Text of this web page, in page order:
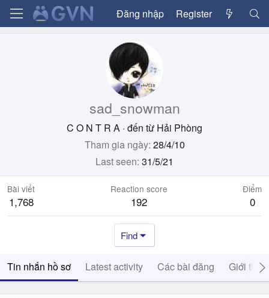
Đăng nhập Register
sad_snowman
C O N T R A · đến từ Hải Phòng
Tham gia ngày 28/4/10
Last seen 31/5/21
Bài viết
1,768
Reaction score
192
Điểm
0
Find
Tin nhắn hồ sơ Latest activity Các bài đăng Giới thiệu